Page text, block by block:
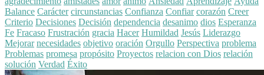
Balance Carácter circunstancias Confianza Confiar corazón Creer
Criterio Decisiones Decisión dependencia desanimo dios Esperanza
Fe Fracaso Frustración gracia Hacer Humildad Jesús Liderazgo
Mejorar necesidades objetivo oración Orgullo Perspectiva problema
Problemas promesa propósito Proyectos relacion con Dios relación
solución Verdad Éxito